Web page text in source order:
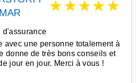
★★★★★
d'assurance
avec une personne totalement à
donne de très bons conseils et
jour en jour. Merci à vous !